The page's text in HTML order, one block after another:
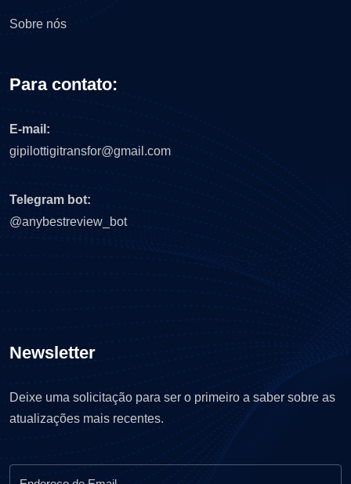
Sobre nós
Para contato:
E-mail:
gipilottigitransfor@gmail.com
Telegram bot:
@anybestreview_bot
Newsletter
Deixe uma solicitação para ser o primeiro a saber sobre as
atualizações mais recentes.